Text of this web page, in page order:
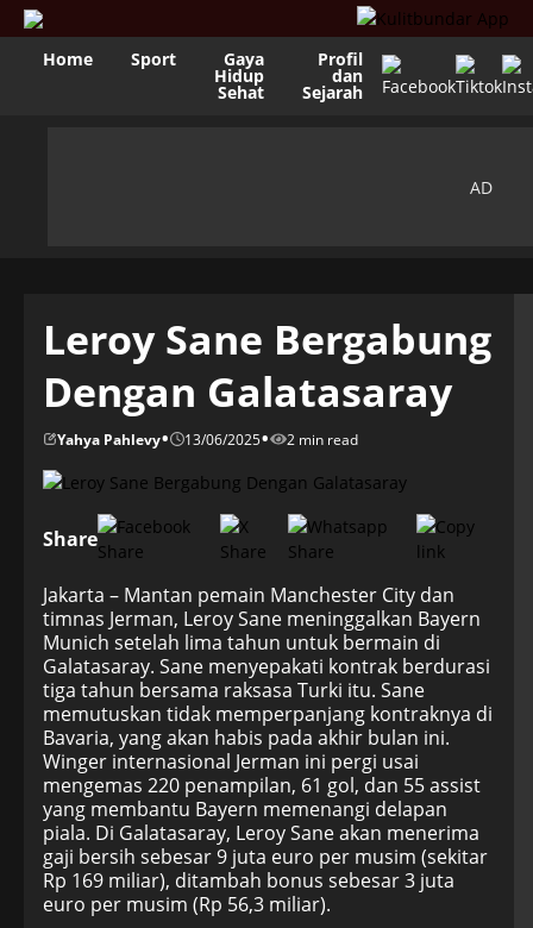
Home Sport Gaya
Hidup
Sehat
Profil
dan
Sejarah
Leroy Sane Bergabung
Dengan Galatasaray
Yahya Pahlevy• 13/06/2025• 2 min read
Share
Jakarta – Mantan pemain Manchester City dan
timnas Jerman, Leroy Sane meninggalkan Bayern
Munich setelah lima tahun untuk bermain di
Galatasaray. Sane menyepakati kontrak berdurasi
tiga tahun bersama raksasa Turki itu. Sane
memutuskan tidak memperpanjang kontraknya di
Bavaria, yang akan habis pada akhir bulan ini.
Winger internasional Jerman ini pergi usai
mengemas 220 penampilan, 61 gol, dan 55 assist
yang membantu Bayern memenangi delapan
piala. Di Galatasaray, Leroy Sane akan menerima
gaji bersih sebesar 9 juta euro per musim (sekitar
Rp 169 miliar), ditambah bonus sebesar 3 juta
euro per musim (Rp 56,3 miliar).